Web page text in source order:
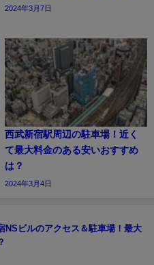
2024年3月7日
西武新宿駅周辺の駐車場！近く
て最大料金のある安いおすすめ
は？
2024年3月4日
NSビルのアクセス＆駐車場！最大